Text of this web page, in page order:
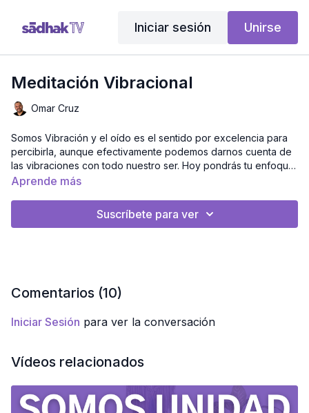
Iniciar sesión Unirse
Meditación Vibracional
Omar Cruz
Somos Vibración y el oído es el sentido por excelencia para
percibirla, aunque efectivamente podemos darnos cuenta de
las vibraciones con todo nuestro ser. Hoy pondrás tu enfoque
en una música que pondremos a un volumen apropiado para
Permítete vaciar tu memoria con recuerdos o situaciones que
tu centro. No hagas juicio sobre los pensamientos que vienen
a tí, algunos podrán ser luminosos y otros oscuros, ambos
Vibrar alto es estar en sintonía con todo y todos.
Aprende más
Suscríbete para ver
Comentarios (10)
Iniciar Sesión para ver la conversación
Vídeos relacionados